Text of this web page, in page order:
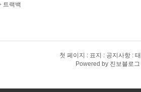
트랙백
첫 페이지 표지 공지사항
Powered by 진보블로그